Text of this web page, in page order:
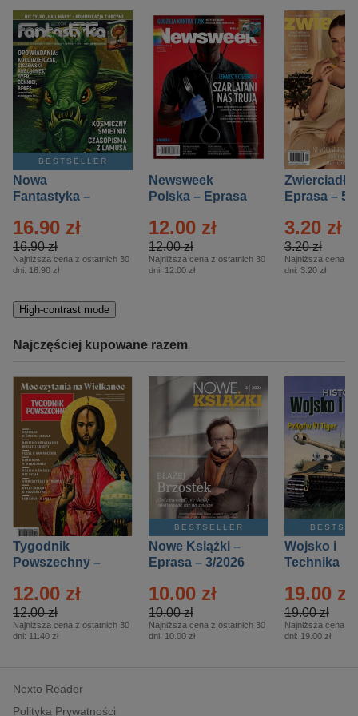
BESTSELLER
Nowa
Fantastyka –
16.90 zł
16.90 zł
Najniższa cena z ostatnich 30
dni: 16.90 zł
Newsweek
Polska – Eprasa
12.00 zł
12.00 zł
Najniższa cena z ostatnich 30
dni: 12.00 zł
Zwierciadło
Eprasa – 5/
3.20 zł
3.20 zł
Najniższa cena z
dni: 3.20 zł
High-contrast mode
Najczęściej kupowane razem
Tygodnik
Powszechny –
12.00 zł
12.00 zł
Najniższa cena z ostatnich 30
dni: 11.40 zł
BESTSELLER
Nowe Książki –
Eprasa – 3/2026
10.00 zł
10.00 zł
Najniższa cena z ostatnich 30
dni: 10.00 zł
Wojsko i
Technika
– 2/2026
19.00 zł
19.00 zł
Najniższa cena z
dni: 19.00 zł
Nexto Reader
Polityka Prywatności